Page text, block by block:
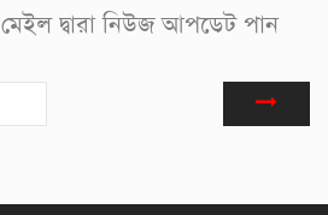
মেইল দ্বারা নিউজ আপডেট পান